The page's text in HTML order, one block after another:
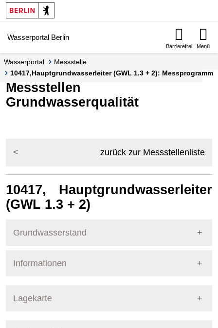
Springe zur Navigation
Springe zum Inhalt
Wasserportal Berlin
Barrierefrei Menü
Wasserportal
Messstelle
10417,Hauptgrundwasserleiter (GWL 1.3 + 2): Messprogramm
Messstellen
Grundwasserqualität
zurück zur Messstellenliste
10417, Hauptgrundwasserleiter
(GWL 1.3 + 2)
Grundwasserstand
Informationen
Nummer
Lagekarte